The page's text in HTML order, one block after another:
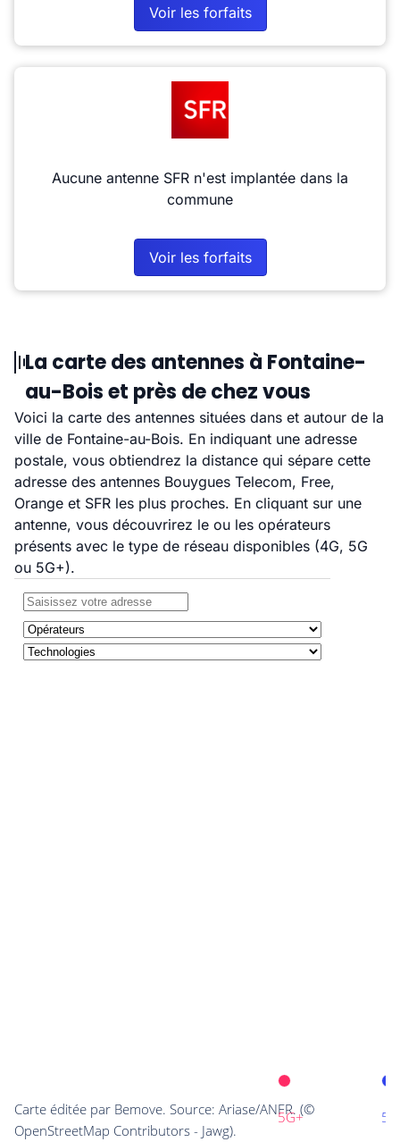
Voir les forfaits
Aucune antenne SFR n'est implantée dans la
commune
Voir les forfaits
La carte des antennes à Fontaine-
au-Bois et près de chez vous
Voici la carte des antennes situées dans et autour de la
ville de Fontaine-au-Bois. En indiquant une adresse
postale, vous obtiendrez la distance qui sépare cette
adresse des antennes Bouygues Telecom, Free,
Orange et SFR les plus proches. En cliquant sur une
antenne, vous découvrirez le ou les opérateurs
présents avec le type de réseau disponibles (4G, 5G
ou 5G+).